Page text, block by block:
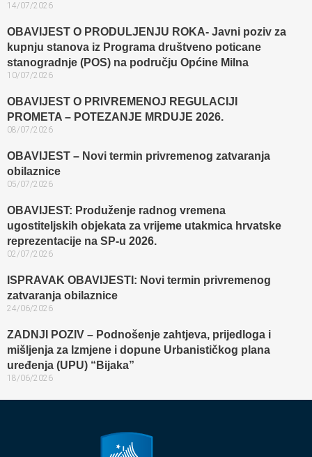
14/07/2026
OBAVIJEST O PRODULJENJU ROKA- Javni poziv za
kupnju stanova iz Programa društveno poticane
stanogradnje (POS) na području Općine Milna
10/07/2026
OBAVIJEST O PRIVREMENOJ REGULACIJI
PROMETA – POTEZANJE MRDUJE 2026.
08/07/2026
OBAVIJEST – Novi termin privremenog zatvaranja
obilaznice​
05/07/2026
OBAVIJEST: Produženje radnog vremena
ugostiteljskih objekata za vrijeme utakmica hrvatske
reprezentacije na SP-u 2026.
02/07/2026
ISPRAVAK OBAVIJESTI: Novi termin privremenog
zatvaranja obilaznice​
24/06/2026
ZADNJI POZIV – Podnošenje zahtjeva, prijedloga i
mišljenja za Izmjene i dopune Urbanističkog plana
uređenja (UPU) “Bijaka”
18/06/2026